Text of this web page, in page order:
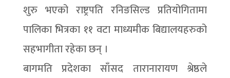
शुरु भएको राष्ट्रपति रनिङसिल्ड प्रतियोगितामा
पालिका भित्रका ११ वटा माध्यमीक बिद्यालयहरुको
सहभागीता रहेका छन् ।
बागमति प्रदेशका साँसद तारानारायण श्रेष्ठले